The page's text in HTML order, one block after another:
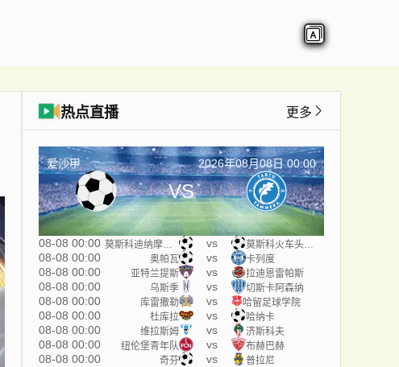
热点直播 更多
爱沙甲 2026年08月08日 00:00
VS
08-08 00:00 vs 莫斯科火车头青年队
08-08 00:00 奥帕瓦 vs 卡列度
08-08 00:00 亚特兰提斯 vs 拉迪恩雷帕斯
08-08 00:00 乌斯季 vs 切斯卡阿森纳
08-08 00:00 库雷撒勒 vs 哈留足球学院
08-08 00:00 杜库拉 vs 哈纳卡
08-08 00:00 维拉斯姆 vs 济斯科夫
08-08 00:00 纽伦堡青年队 vs 布赫巴赫
08-08 00:00 奇芬 vs 普拉尼